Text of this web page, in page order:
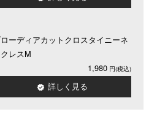
ーディアカットクロスタイニーネ
レスM
1,980
詳しく見る